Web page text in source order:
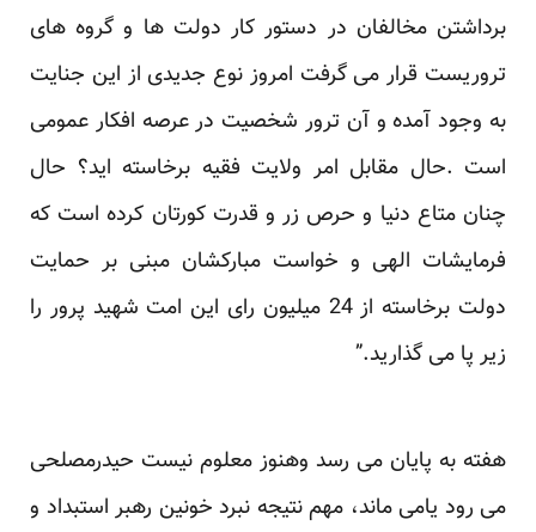
برداشتن مخالفان در دستور کار دولت ها و گروه های
تروریست قرار می گرفت امروز نوع جدیدی از این جنایت
به وجود آمده و آن ترور شخصیت در عرصه افکار عمومی
است .حال مقابل امر ولایت فقیه برخاسته اید؟ حال
چنان متاع دنیا و حرص زر و قدرت کورتان کرده است که
فرمایشات الهی و خواست مبارکشان مبنی بر حمایت
دولت برخاسته از 24 میلیون رای این امت شهید پرور را
زیر پا می گذارید.”
هفته به پایان می رسد وهنوز معلوم نیست حیدرمصلحی
می رود یامی ماند، مهم نتیجه نبرد خونین رهبر استبداد و